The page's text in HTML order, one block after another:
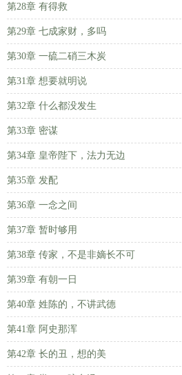
第28章 有得救
第29章 七成家财，多吗
第30章 一硫二硝三木炭
第31章 想要就明说
第32章 什么都没发生
第33章 密谋
第34章 皇帝陛下，法力无边
第35章 发配
第36章 一念之间
第37章 暂时够用
第38章 传家，不是非嫡长不可
第39章 有朝一日
第40章 姓陈的，不讲武德
第41章 阿史那浑
第42章 长的丑，想的美